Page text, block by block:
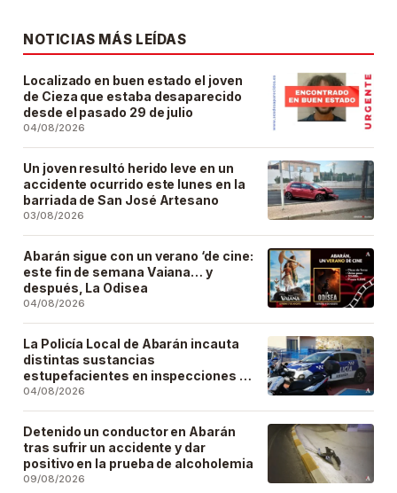
NOTICIAS MÁS LEÍDAS
Localizado en buen estado el joven
de Cieza que estaba desaparecido
desde el pasado 29 de julio
04/08/2026
Un joven resultó herido leve en un
accidente ocurrido este lunes en la
barriada de San José Artesano
03/08/2026
Abarán sigue con un verano ‘de cine:
este fin de semana Vaiana… y
después, La Odisea
04/08/2026
La Policía Local de Abarán incauta
distintas sustancias
estupefacientes en inspecciones a
locales públicos del municipio
04/08/2026
Detenido un conductor en Abarán
tras sufrir un accidente y dar
positivo en la prueba de alcoholemia
09/08/2026